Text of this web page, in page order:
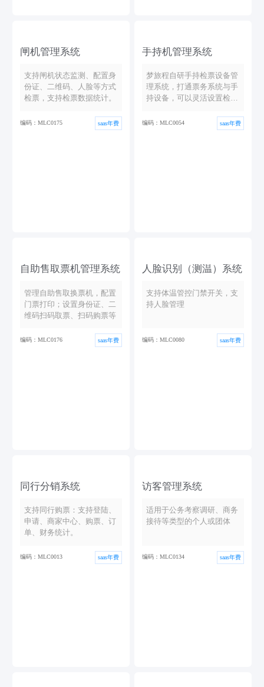
闸机管理系统
支持闸机状态监测、配置身
份证、二维码、人脸等方式
检票，支持检票数据统计。
编码：MLC0175 saas年费
手持机管理系统
梦旅程自研手持检票设备管
理系统，打通票务系统与手
持设备，可以灵活设置检票
编码：MLC0054 saas年费
自助售取票机管理系统
管理自助售取换票机，配置
门票打印；设置身份证、二
维码扫码取票、扫码购票等
编码：MLC0176 saas年费
人脸识别（测温）系统
支持体温管控门禁开关，支
持人脸管理
编码：MLC0080 saas年费
同行分销系统
支持同行购票：支持登陆、
申请、商家中心、购票、订
单、财务统计。
编码：MLC0013 saas年费
访客管理系统
适用于公务考察调研、商务
接待等类型的个人或团体
编码：MLC0134 saas年费